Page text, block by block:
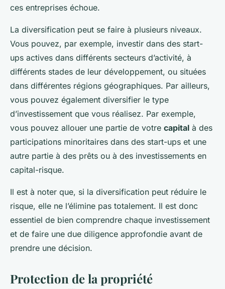
ces entreprises échoue.
La diversification peut se faire à plusieurs niveaux.
Vous pouvez, par exemple, investir dans des start-
ups actives dans différents secteurs d’activité, à
différents stades de leur développement, ou situées
dans différentes régions géographiques. Par ailleurs,
vous pouvez également diversifier le type
d’investissement que vous réalisez. Par exemple,
vous pouvez allouer une partie de votre capital à des
participations minoritaires dans des start-ups et une
autre partie à des prêts ou à des investissements en
capital-risque.
Il est à noter que, si la diversification peut réduire le
risque, elle ne l’élimine pas totalement. Il est donc
essentiel de bien comprendre chaque investissement
et de faire une due diligence approfondie avant de
prendre une décision.
Protection de la propriété